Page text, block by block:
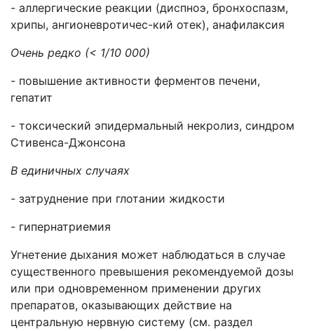
- аллергические реакции (диспноэ, бронхоспазм,
хрипы, ангионевротичес-кий отек), анафилаксия
Очень редко (< 1/10 000)
- повышение активности ферментов печени,
гепатит
- токсический эпидермальный некролиз, синдром
Стивенса-Джонсона
В единичных случаях
- затруднение при глотании жидкости
- гипернатриемия
Угнетение дыхания может наблюдаться в случае
существенного превышения рекомендуемой дозы
или при одновременном применении других
препаратов, оказывающих действие на
центральную нервную систему (см. раздел